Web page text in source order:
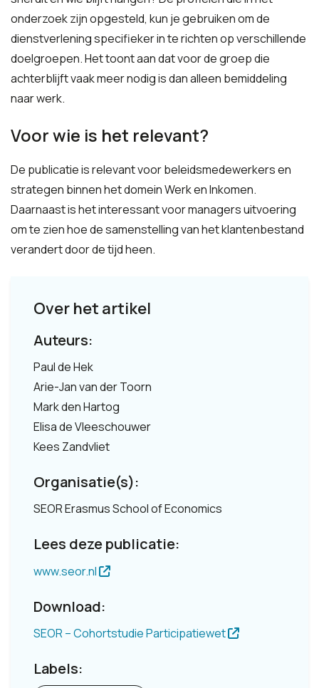
onderzoek zijn opgesteld, kun je gebruiken om de
dienstverlening specifieker in te richten op verschillende
doelgroepen. Het toont aan dat voor de groep die
achterblijft vaak meer nodig is dan alleen bemiddeling
naar werk.
Voor wie is het relevant?
De publicatie is relevant voor beleidsmedewerkers en
strategen binnen het domein Werk en Inkomen.
Daarnaast is het interessant voor managers uitvoering
om te zien hoe de samenstelling van het klantenbestand
verandert door de tijd heen.
Over het artikel
Auteurs:
Paul de Hek
Arie-Jan van der Toorn
Mark den Hartog
Elisa de Vleeschouwer
Kees Zandvliet
Organisatie(s):
SEOR Erasmus School of Economics
Lees deze publicatie:
www.seor.nl
Download:
SEOR – Cohortstudie Participatiewet
Labels: